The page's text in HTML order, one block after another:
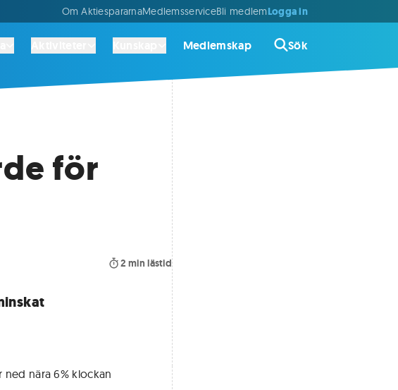
Om AktiespararnaMedlemsserviceBli medlemLogga in
Medlemskap Sök
för
2 min lästid
nära 6% klockan